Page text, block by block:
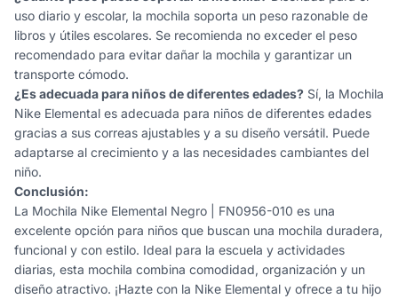
uso diario y escolar, la mochila soporta un peso razonable de
libros y útiles escolares. Se recomienda no exceder el peso
recomendado para evitar dañar la mochila y garantizar un
transporte cómodo.
¿Es adecuada para niños de diferentes edades? Sí, la Mochila
Nike Elemental es adecuada para niños de diferentes edades
gracias a sus correas ajustables y a su diseño versátil. Puede
adaptarse al crecimiento y a las necesidades cambiantes del
niño.
Conclusión:
La Mochila Nike Elemental Negro | FN0956-010 es una
excelente opción para niños que buscan una mochila duradera,
funcional y con estilo. Ideal para la escuela y actividades
diarias, esta mochila combina comodidad, organización y un
diseño atractivo. ¡Hazte con la Nike Elemental y ofrece a tu hijo